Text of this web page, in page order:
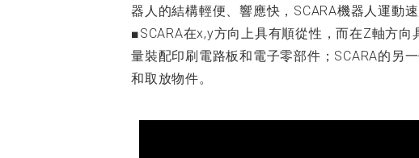
器人的結構輕便、響應快，SCARA機器人運動
■SCARA在x,y方向上具有順從性，而在Z軸方
量裝配印刷電路板和電子零部件；SCARA的另
和取放物件。